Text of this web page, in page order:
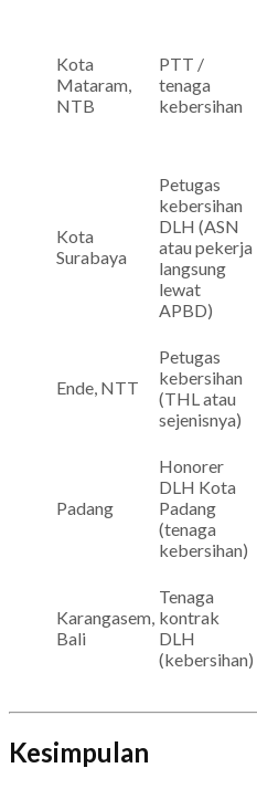
Kota
Mataram,
NTB
PTT /
tenaga
kebersihan
Kota
Surabaya
Petugas
kebersihan
DLH (ASN
atau pekerja
langsung
lewat
APBD)
Ende, NTT
Petugas
kebersihan
(THL atau
sejenisnya)
Padang
Honorer
DLH Kota
Padang
(tenaga
kebersihan)
Karangasem,
Bali
Tenaga
kontrak
DLH
(kebersihan)
Kesimpulan